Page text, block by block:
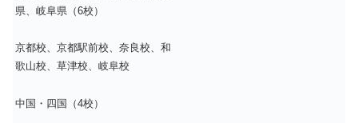
県、岐阜県（6校）
京都校、京都駅前校、奈良校、和
歌山校、草津校、岐阜校
中国・四国（4校）